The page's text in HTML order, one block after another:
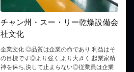
チャン州・スー・リー乾燥設備会
社文化
企業文化 ◎品質は企業の命であり 利益はそ
の目標です◎より強く,より大きく,起業家精
神を保ち,決して止まらない◎従業員は企業